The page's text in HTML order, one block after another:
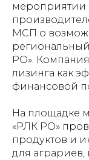
мероприятии
МСП о
РО».
лизинга как
финансовой
На площадке
«РЛК РО»
продуктов и
для